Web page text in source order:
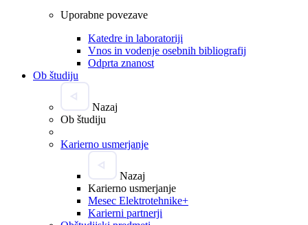
Uporabne povezave
Katedre in laboratoriji
Vnos in vodenje osebnih bibliografij
Odprta znanost
Ob študiju
Nazaj
Ob študiju
Karierno usmerjanje
Nazaj
Karierno usmerjanje
Mesec Elektrotehnike+
Karierni partnerji